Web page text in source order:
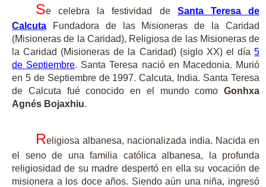
Se celebra la festividad de Santa Teresa de
Calcuta Fundadora de las Misioneras de la Caridad
(Misioneras de la Caridad), Religiosa de las Misioneras de
la Caridad (Misioneras de la Caridad) (siglo XX) el día 5
de Septiembre. Santa Teresa nació en Macedonia. Murió
en 5 de Septiembre de 1997. Calcuta, India. Santa Teresa
de Calcuta fué conocido en el mundo como Gonhxa
Agnés Bojaxhiu.
Religiosa albanesa, nacionalizada india. Nacida en
el seno de una familia católica albanesa, la profunda
religiosidad de su madre despertó en ella su vocación de
misionera a los doce años. Siendo aún una niña, ingresó